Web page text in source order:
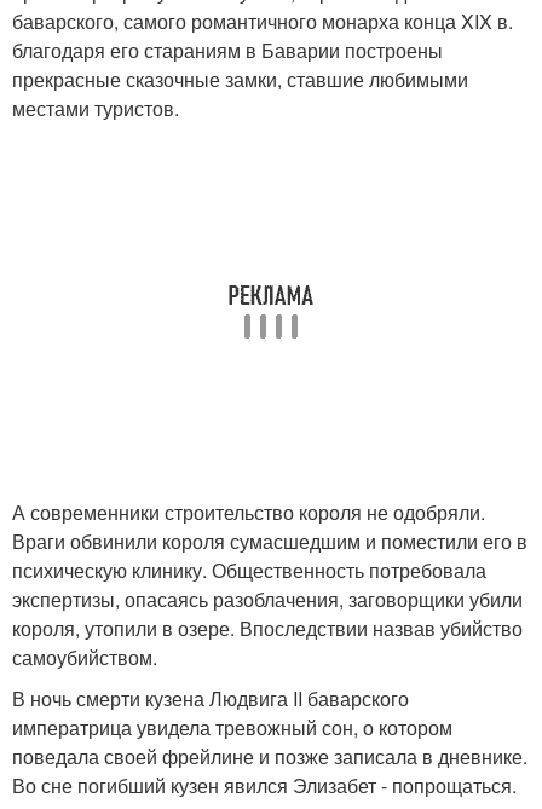
баварского, самого романтичного монарха конца XIX в.
благодаря его стараниям в Баварии построены
прекрасные сказочные замки, ставшие любимыми
местами туристов.
А современники строительство короля не одобряли.
Враги обвинили короля сумасшедшим и поместили его в
психическую клинику. Общественность потребовала
экспертизы, опасаясь разоблачения, заговорщики убили
короля, утопили в озере. Впоследствии назвав убийство
самоубийством.
В ночь смерти кузена Людвига II баварского
императрица увидела тревожный сон, о котором
поведала своей фрейлине и позже записала в дневнике.
Во сне погибший кузен явился Элизабет - попрощаться.